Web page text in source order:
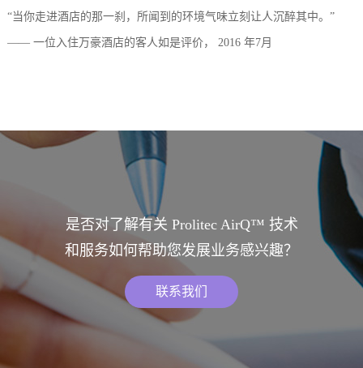
“当你走进酒店的那一刹，所闻到的环境气味立刻让人沉醉其中。”
—— 一位入住万豪酒店的客人如是评价， 2016 年7月
是否对了解有关 Prolitec AirQ™ 技术
和服务如何帮助您发展业务感兴趣？
联系我们